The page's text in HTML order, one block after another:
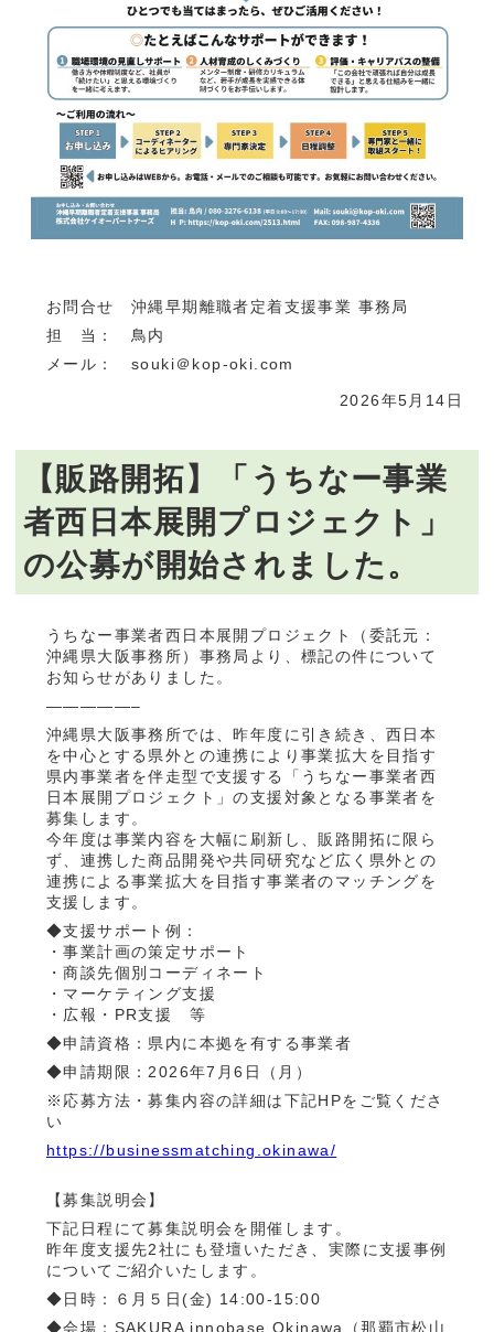
お問合せ 沖縄早期離職者定着支援事業 事務局
担 当： 鳥内
メール： souki＠kop-oki.com
2026年5月14日
【販路開拓】「うちなー事業
者西日本展開プロジェクト」
の公募が開始されました。
うちなー事業者西日本展開プロジェクト（委託元：
沖縄県大阪事務所）事務局より、標記の件について
お知らせがありました。
—————–
沖縄県大阪事務所では、昨年度に引き続き、西日本
を中心とする県外との連携により事業拡大を目指す
県内事業者を伴走型で支援する「うちなー事業者西
日本展開プロジェクト」の支援対象となる事業者を
募集します。
今年度は事業内容を大幅に刷新し、販路開拓に限ら
ず、連携した商品開発や共同研究など広く県外との
連携による事業拡大を目指す事業者のマッチングを
支援します。
◆支援サポート例：
・事業計画の策定サポート
・商談先個別コーディネート
・マーケティング支援
・広報・PR支援 等
◆申請資格：県内に本拠を有する事業者
◆申請期限：2026年7月6日（月）
※応募方法・募集内容の詳細は下記HPをご覧くださ
い
https://businessmatching.okinawa/
【募集説明会】
下記日程にて募集説明会を開催します。
昨年度支援先2社にも登壇いただき、実際に支援事例
についてご紹介いたします。
◆日時：６月５日(金) 14:00-15:00
◆会場：SAKURA innobase Okinawa（那覇市松山